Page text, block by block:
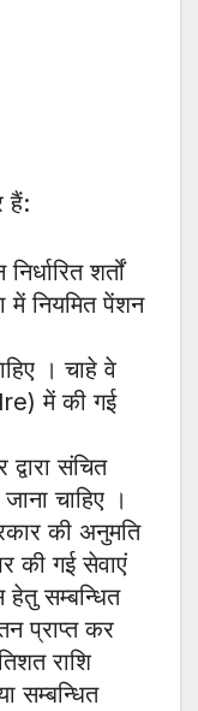
हैं:
शर्तों
नियमित पेंशन
। चाहे वे
में की गई
संचित
चाहिए ।
की अनुमति
की गई सेवाएं
हेतु सम्बन्धित
प्राप्त कर
राशि
सम्बन्धित